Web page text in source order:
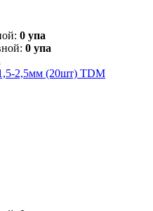
0 упа
0 упа
2,5мм (20шт) TDM